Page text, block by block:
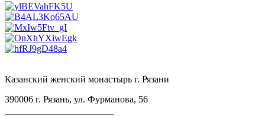
Казанский женский монастырь г. Рязани
390006 г. Рязань, ул. Фурманова, 56